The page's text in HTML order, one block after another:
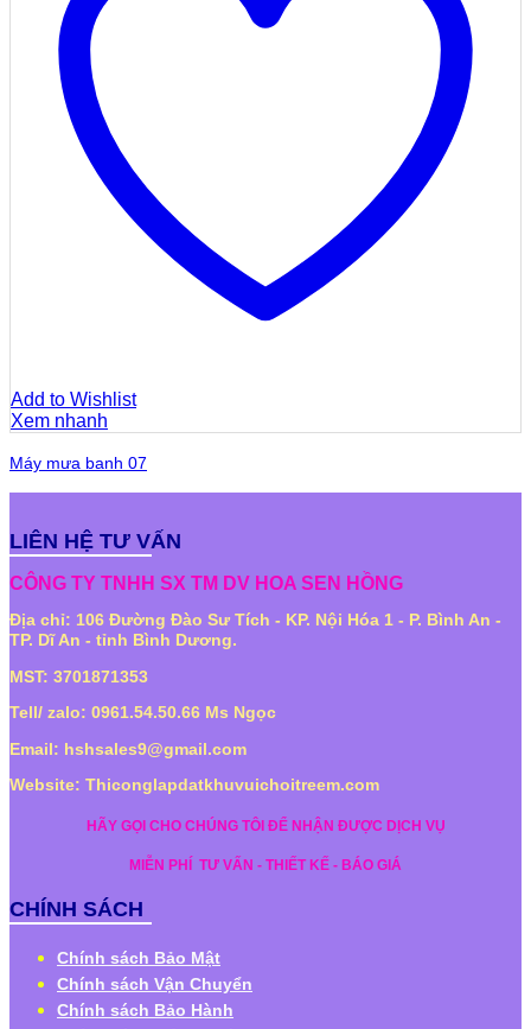
Add to Wishlist
Xem nhanh
Máy mưa banh 07
LIÊN HỆ TƯ VẤN
CÔNG TY TNHH SX TM DV HOA SEN HỒNG
Địa chỉ: 106 Đường Đào Sư Tích - KP. Nội Hóa 1 - P. Bình An -
TP. Dĩ An - tỉnh Bình Dương.
MST: 3701871353
Tell/ zalo: 0961.54.50.66 Ms Ngọc
Email: hshsales9@gmail.com
Website: Thiconglapdatkhuvuichoitreem.com
HÃY GỌI CHO CHÚNG TÔI ĐỂ NHẬN ĐƯỢC DỊCH VỤ
MIỄN PHÍ TƯ VẤN - THIẾT KẾ - BÁO GIÁ
CHÍNH SÁCH
Chính sách Bảo Mật
Chính sách Vận Chuyển
Chính sách Bảo Hành